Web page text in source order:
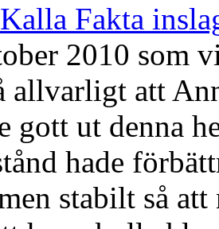
Fakta
2010 som
allvarligt att
gott ut denna
hade
stabilt så